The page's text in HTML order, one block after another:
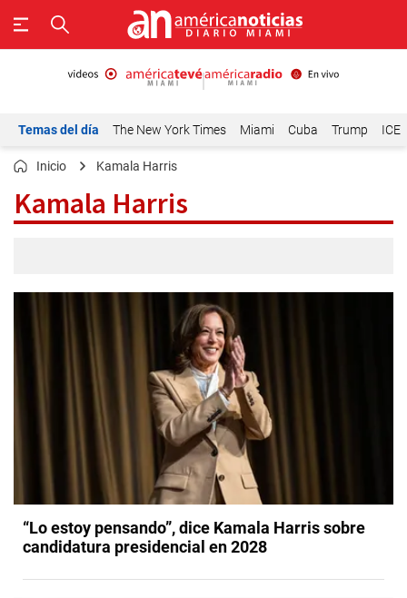
Temas del día The New York Times Miami Cuba Trump ICE
Inicio Kamala Harris
Kamala Harris
“Lo estoy pensando”, dice Kamala Harris sobre
candidatura presidencial en 2028